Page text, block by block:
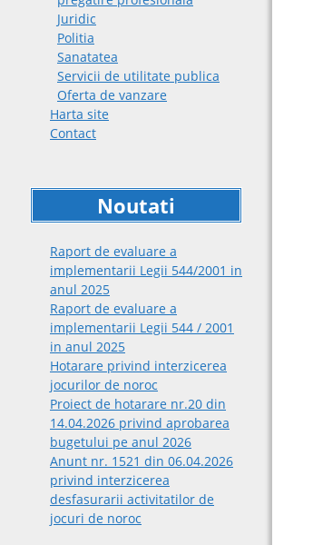
Juridic
Politia
Sanatatea
Servicii de utilitate publica
Oferta de vanzare
Harta site
Contact
Noutati
Raport de evaluare a
implementarii Legii 544/2001 in
anul 2025
Raport de evaluare a
implementarii Legii 544 / 2001
in anul 2025
Hotarare privind interzicerea
jocurilor de noroc
Proiect de hotarare nr.20 din
14.04.2026 privind aprobarea
bugetului pe anul 2026
Anunt nr. 1521 din 06.04.2026
privind interzicerea
desfasurarii activitatilor de
jocuri de noroc